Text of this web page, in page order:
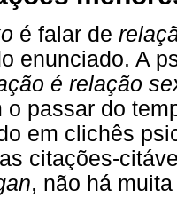
é falar de
enunciado. A
é relação
o passar do
em clichês
citações-
, não há